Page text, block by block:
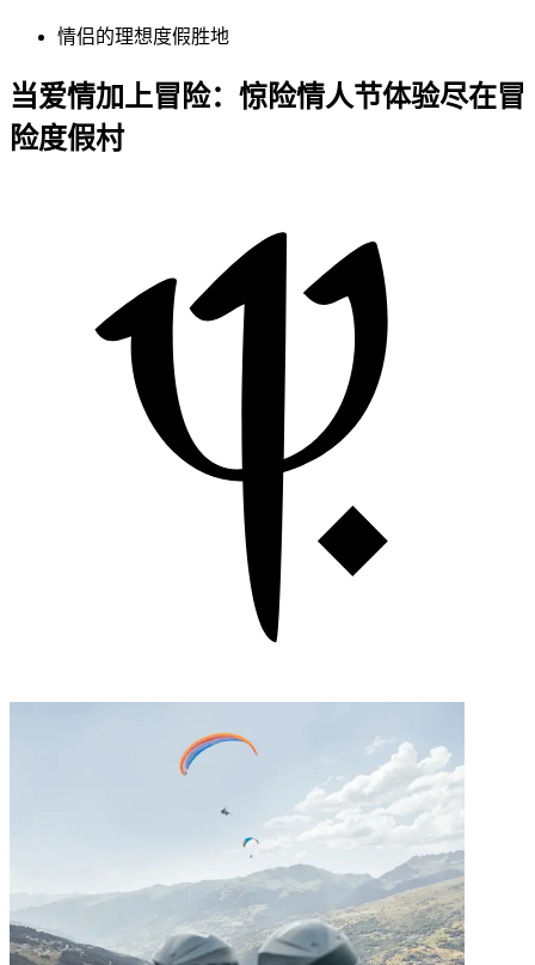
情侣的理想度假胜地
​​当爱情加上冒险：惊险情人节体验尽在冒
险度假村​